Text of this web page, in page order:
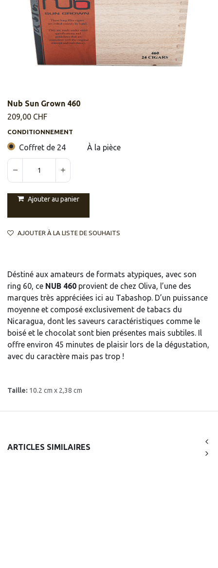
Nub Sun Grown 460
209,00 CHF
CONDITIONNEMENT
Coffret de 24 À la pièce
Ajouter au panier
AJOUTER À LA LISTE DE SOUHAITS
Déstiné aux amateurs de formats atypiques, avec son
ring 60, ce NUB 460 provient de chez Oliva, l’une des
marques très appréciées ici au Tabashop. D’un puissance
moyenne et composé exclusivement de tabacs du
Nicaragua, dont les saveurs caractéristiques comme le
boisé et le chocolat sont bien présentes mais subtiles. Il
offre environ 45 minutes de plaisir lors de la dégustation,
avec du caractère mais pas trop !
Taille: 10.2 cm x 2,38 cm
ARTICLES SIMILAIRES